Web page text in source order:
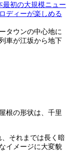
初の大規模ニュー
ディーが楽しめる
タウンの中心地に
車が江坂から地下
根の形状は、千里
それまでは長く暗
イメージに大変貌